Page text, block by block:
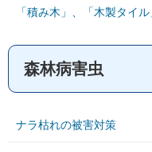
「積み木」、「木製タイ
森林病害虫
ナラ枯れの被害対策